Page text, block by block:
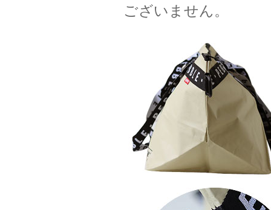
ございません。